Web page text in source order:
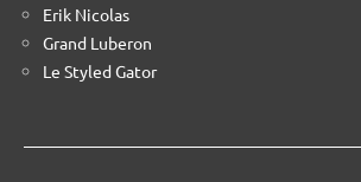
Erik Nicolas
Grand Luberon
Le Styled Gator